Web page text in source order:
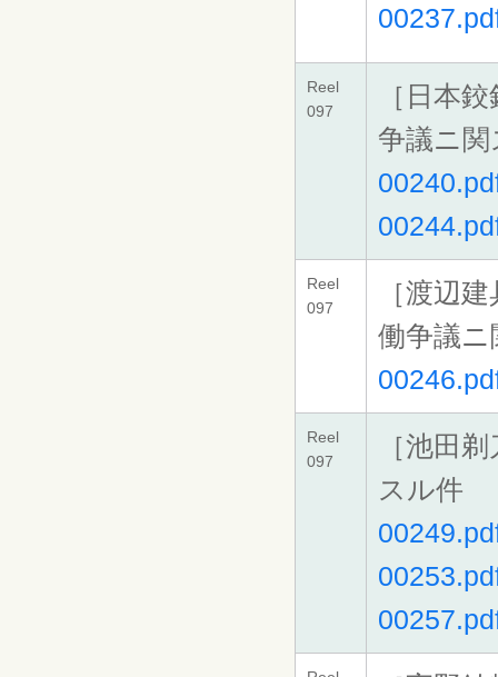
Reel
097
［日本
争議ニ
Reel
097
［渡辺
働争議
Reel
097
［池田
スル件